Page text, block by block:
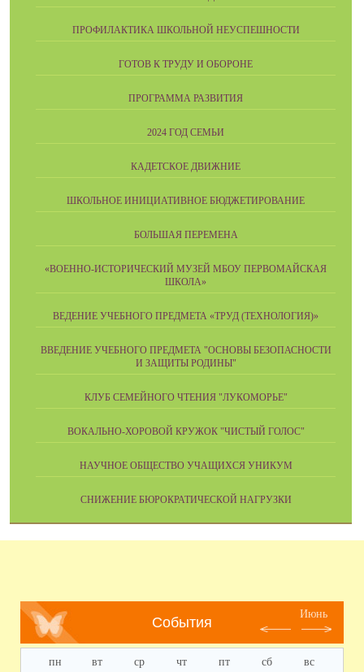
ПРОФИЛАКТИКА ШКОЛЬНОЙ НЕУСПЕШНОСТИ
ГОТОВ К ТРУДУ И ОБОРОНЕ
ПРОГРАММА РАЗВИТИЯ
2024 ГОД СЕМЬИ
КАДЕТСКОЕ ДВИЖНИЕ
ШКОЛЬНОЕ ИНИЦИАТИВНОЕ БЮДЖЕТИРОВАНИЕ
БОЛЬШАЯ ПЕРЕМЕНА
«ВОЕННО-ИСТОРИЧЕСКИЙ МУЗЕЙ МБОУ ПЕРВОМАЙСКАЯ
ШКОЛА»
ВЕДЕНИЕ УЧЕБНОГО ПРЕДМЕТА «ТРУД (ТЕХНОЛОГИЯ)»
ВВЕДЕНИЕ УЧЕБНОГО ПРЕДМЕТА "ОСНОВЫ БЕЗОПАСНОСТИ
И ЗАЩИТЫ РОДИНЫ"
КЛУБ СЕМЕЙНОГО ЧТЕНИЯ "ЛУКОМОРЬЕ"
ВОКАЛЬНО-ХОРОВОЙ КРУЖОК "ЧИСТЫЙ ГОЛОС"
НАУЧНОЕ ОБЩЕСТВО УЧАЩИХСЯ УНИКУМ
СНИЖЕНИЕ БЮРОКРАТИЧЕСКОЙ НАГРУЗКИ
События
Июнь
пн вт ср чт пт сб вс